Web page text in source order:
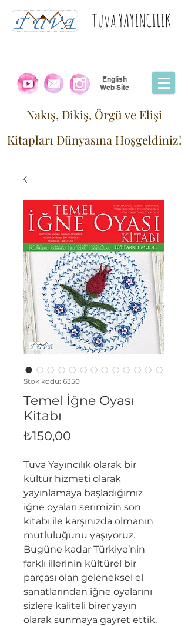
Tuva YAYINCILIK
English
Web Site
Nakış, Dikiş, Örgü ve Elişi
Kitapları Dünyasına Hoşgeldiniz!
Stok kodu: 6350
Temel İğne Oyası
Kitabı
₺150,00
Tuva Yayıncılık olarak bir
kültür hizmeti olarak
yayınlamaya başladığımız
iğne oyaları serimizin son
kitabı ile karşınızda olmanın
mutluluğunu yaşıyoruz.
Bugüne kadar Türkiye’nin
farklı illerinin kültürel bir
parçası olan geleneksel el
sanatlarından iğne oyalarını
sizlere kaliteli birer yayın
olarak sunmaya gayret ettik.